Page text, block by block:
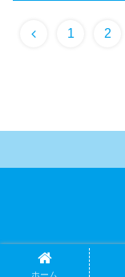
前
1 2
ホーム